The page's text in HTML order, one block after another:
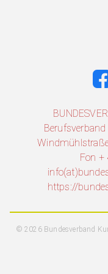
Fon +
https://
© 2026 Bundesverband